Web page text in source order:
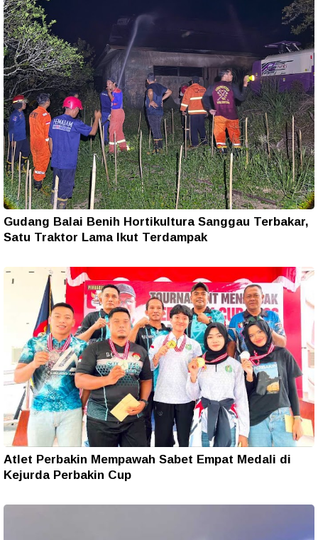
Gudang Balai Benih Hortikultura Sanggau Terbakar,
Satu Traktor Lama Ikut Terdampak
Atlet Perbakin Mempawah Sabet Empat Medali di
Kejurda Perbakin Cup